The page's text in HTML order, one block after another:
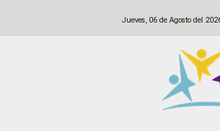
Jueves, 06 de Agosto del